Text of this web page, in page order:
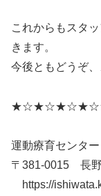
これからもスタ
きます。
今後ともどうぞ
運動療育センタ
〒381-0015 長
https://